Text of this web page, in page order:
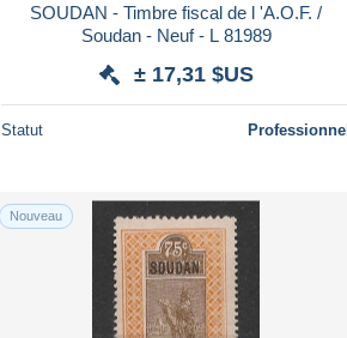
SOUDAN - Timbre fiscal de l 'A.O.F. /
Soudan - Neuf - L 81989
± 17,31 $US
Statut Professionnel
Nouveau